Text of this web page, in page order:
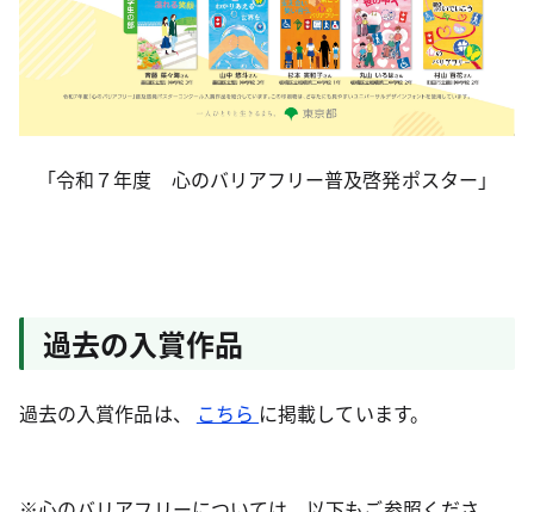
「令和７年度 心のバリアフリー普及啓発ポスター」
過去の入賞作品
過去の入賞作品は、 こちら に掲載しています。